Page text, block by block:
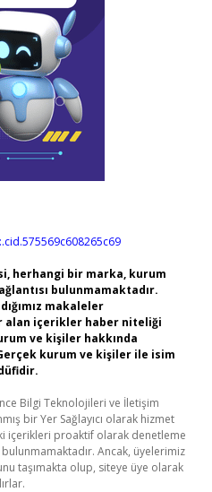
herhangi bir marka, kurum
bulunmamaktadır.
makaleler
alan içerikler haber niteliği
ve kişiler hakkında
kurum ve kişiler ile isim
Bilgi Teknolojileri ve İletişim
bir Yer Sağlayıcı olarak hizmet
içerikleri proaktif olarak denetleme
Ancak, üyelerimiz
taşımakta olup, siteye üye olarak